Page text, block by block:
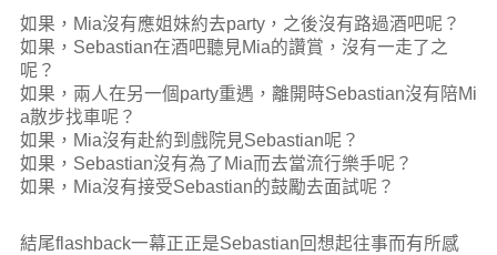
如果，Mia沒有應姐妹約去party，之後沒有路過酒吧呢？
如果，Sebastian在酒吧聽見Mia的讚賞，沒有一走了之
呢？
如果，兩人在另一個party重遇，離開時Sebastian沒有陪Mi
a散步找車呢？
如果，Mia沒有赴約到戲院見Sebastian呢？
如果，Sebastian沒有為了Mia而去當流行樂手呢？
如果，Mia沒有接受Sebastian的鼓勵去面試呢？
結尾flashback一幕正正是Sebastian回想起往事而有所感